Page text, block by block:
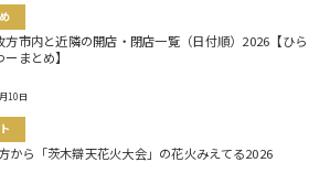
方市内と近隣の開店・閉店一覧（日付順）2026【ひら
ーまとめ】
10日
から「茨木辯天花火大会」の花火みえてる2026